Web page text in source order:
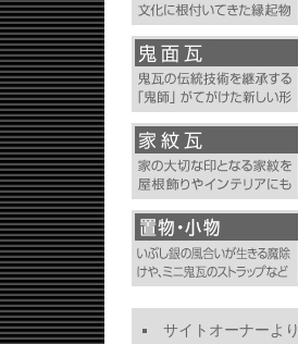
サイトオーナーより